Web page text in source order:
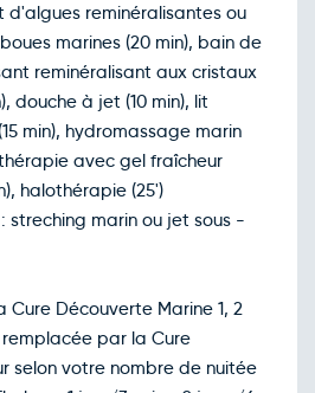
d'algues reminéralisantes ou
marines (20 min), bain de
reminéralisant aux cristaux
douche à jet (10 min), lit
min), hydromassage marin
avec gel fraîcheur
halothérapie (25')
streching marin ou jet sous -
Cure Découverte Marine 1, 2
par la Cure
selon votre nombre de nuitée